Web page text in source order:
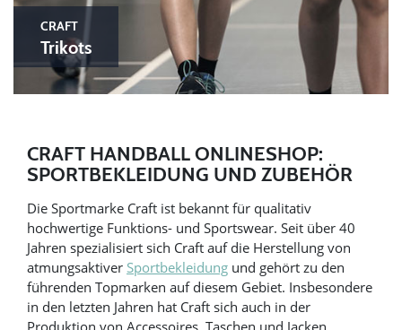
CRAFT
Trikots
CRAFT HANDBALL ONLINESHOP:
SPORTBEKLEIDUNG UND ZUBEHÖR
Die Sportmarke Craft ist bekannt für qualitativ
hochwertige Funktions- und Sportswear. Seit über 40
Jahren spezialisiert sich Craft auf die Herstellung von
atmungsaktiver Sportbekleidung und gehört zu den
führenden Topmarken auf diesem Gebiet. Insbesondere
in den letzten Jahren hat Craft sich auch in der